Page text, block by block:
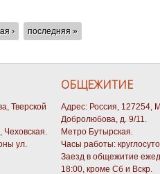
› последняя »
Тверской
Чеховская.
ул.
ОБЩЕЖИТИЕ
Адрес: Россия, 127254,
Добролюбова, д. 9/11.
Метро Бутырская.
Часы работы:
Заезд в общежитие
18:00, кроме Сб и Вскр.